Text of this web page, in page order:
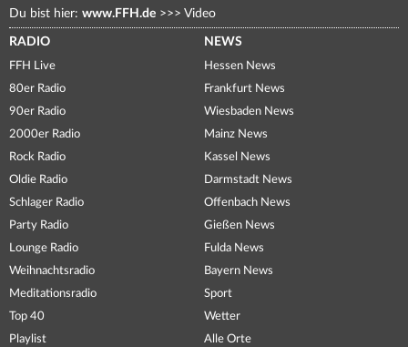
Du bist hier: www.FFH.de >>> Video
RADIO
FFH Live
80er Radio
90er Radio
2000er Radio
Rock Radio
Oldie Radio
Schlager Radio
Party Radio
Lounge Radio
Weihnachtsradio
Meditationsradio
Top 40
Playlist
NEWS
Hessen News
Frankfurt News
Wiesbaden News
Mainz News
Kassel News
Darmstadt News
Offenbach News
Gießen News
Fulda News
Bayern News
Sport
Wetter
Alle Orte